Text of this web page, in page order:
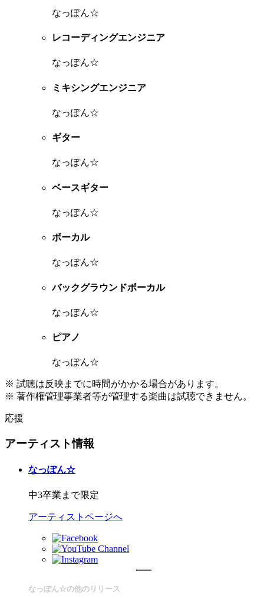
なっぽん☆
レコーディングエンジニア
なっぽん☆
ミキシングエンジニア
なっぽん☆
ギター
なっぽん☆
ベースギター
なっぽん☆
ボーカル
なっぽん☆
バックグラウンドボーカル
なっぽん☆
ピアノ
なっぽん☆
※ 試聴は反映までに時間がかかる場合があります。
※ 著作権管理事業者等が管理する楽曲は試聴できません。
応援
アーティスト情報
なっぽん☆
中3卒業まで限定
アーティストページへ
なっぽん☆の他のリリース